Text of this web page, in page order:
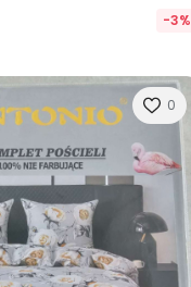
-3%
0